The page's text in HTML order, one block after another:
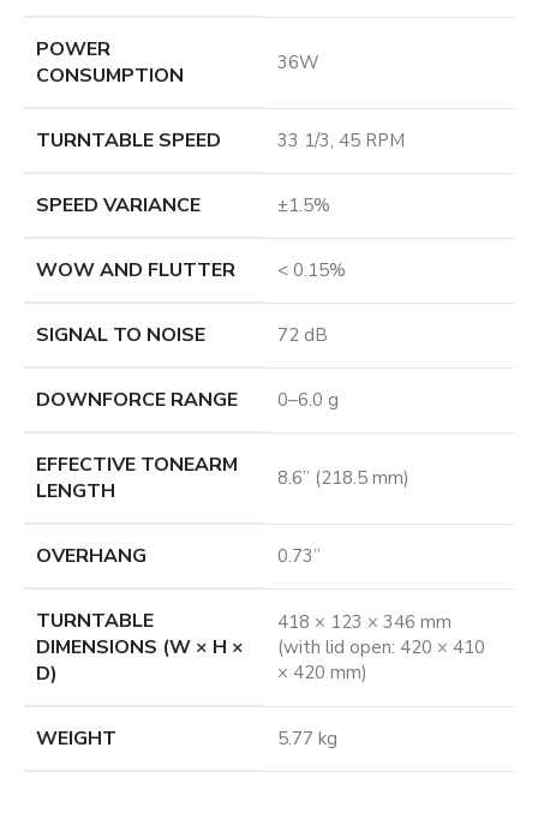
POWER
CONSUMPTION
36W
TURNTABLE SPEED 33 1/3, 45 RPM
SPEED VARIANCE ±1.5%
WOW AND FLUTTER < 0.15%
SIGNAL TO NOISE 72 dB
DOWNFORCE RANGE 0–6.0 g
EFFECTIVE TONEARM
LENGTH
8.6” (218.5 mm)
OVERHANG 0.73”
TURNTABLE
DIMENSIONS (W × H ×
D)
418 × 123 × 346 mm
(with lid open: 420 × 410
× 420 mm)
WEIGHT 5.77 kg